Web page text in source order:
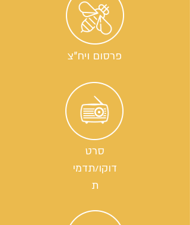
פרסום ויח"צ
סרט
דוקו/תדמי
ת